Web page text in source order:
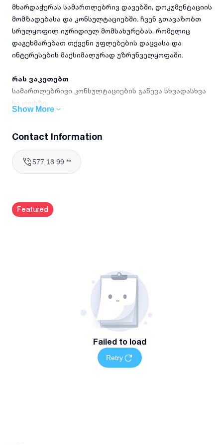
მხარდაჭერას სამართლებრივ დავებში, დოკუმენტაციის
მომზადებასა და კონსულტაციებში. ჩვენ გთავაზობთ
სრულყოფილ იურიდიულ მომსახურებას, რომელიც
დაგეხმარებათ თქვენი უფლებების დაცვასა და
ინტერესების მაქსიმალურად უზრუნველყოფაში.
რას ვაკეთებთ
სამართლებრივი კონსულტაციების გაწევა სხვადასხვა
საკითხზე
სასამართლო და ადმინისტრაციულ პროცესებში
იურიდიული დოკუმენტების შედგენა და ანალიზი
ხელშეკრულებების მომზადება და გადახედვა
სამართლებრივი რისკების შეფასება და პრევენცია
მომხმარებლის ინტერესების დაცვა მოლაპარაკებებსა და
რატომ უნდა აგვირჩიოთ
დოკუმენტაციის სიზუსტე და სამართლებრივი
დროის ეფექტური მართვა და სწრაფი რეაგირება
კონფიდენციალურობის სრული გარანტია
მომსახურების არეალი და ხელმისაწვდომობა
მომსახურება ხელმისაწვდომია თბილისში როგორც
Show More
Contact Information
577 18 99 **
Featured
Failed to load
Retry